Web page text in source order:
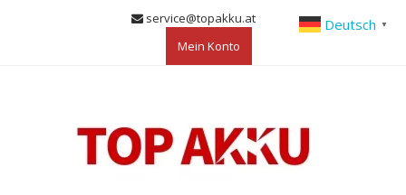
service@topakku.at
Mein Konto
Deutsch ▼